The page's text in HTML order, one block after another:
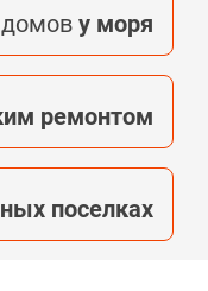
домов у моря
ремонтом
поселках